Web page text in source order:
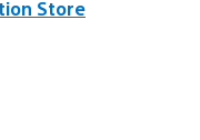
Store